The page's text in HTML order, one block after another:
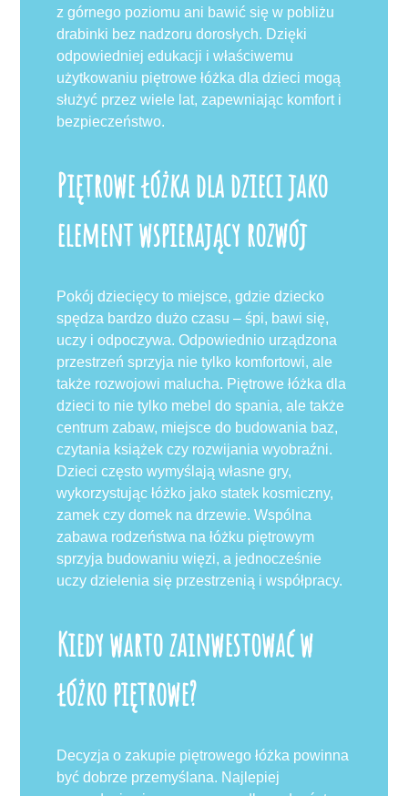
z górnego poziomu ani bawić się w pobliżu
drabinki bez nadzoru dorosłych. Dzięki
odpowiedniej edukacji i właściwemu
użytkowaniu piętrowe łóżka dla dzieci mogą
służyć przez wiele lat, zapewniając komfort i
bezpieczeństwo.
Piętrowe łóżka dla dzieci jako
element wspierający rozwój
Pokój dziecięcy to miejsce, gdzie dziecko
spędza bardzo dużo czasu – śpi, bawi się,
uczy i odpoczywa. Odpowiednio urządzona
przestrzeń sprzyja nie tylko komfortowi, ale
także rozwojowi malucha. Piętrowe łóżka dla
dzieci to nie tylko mebel do spania, ale także
centrum zabaw, miejsce do budowania baz,
czytania książek czy rozwijania wyobraźni.
Dzieci często wymyślają własne gry,
wykorzystując łóżko jako statek kosmiczny,
zamek czy domek na drzewie. Wspólna
zabawa rodzeństwa na łóżku piętrowym
sprzyja budowaniu więzi, a jednocześnie
uczy dzielenia się przestrzenią i współpracy.
Kiedy warto zainwestować w
łóżko piętrowe?
Decyzja o zakupie piętrowego łóżka powinna
być dobrze przemyślana. Najlepiej